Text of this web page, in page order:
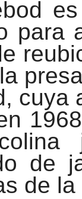
para
cuya
de
de